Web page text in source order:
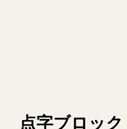
点字ブロック